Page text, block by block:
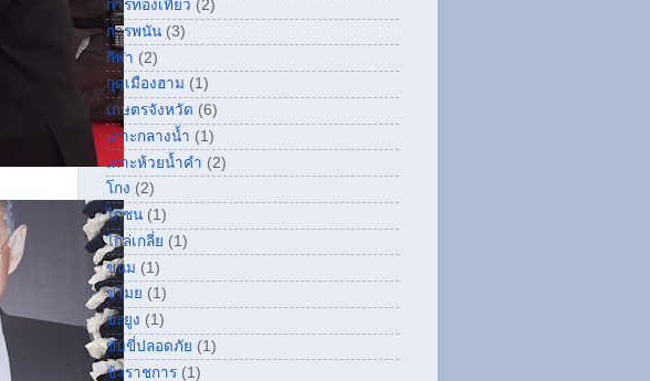
การท่องเที่ยว (2)
การพนัน (3)
กีฬา (2)
กุดเมืองฮาม (1)
เกษตรจังหวัด (6)
เกาะกลางน้ำ (1)
เกาะห้วยน้ำคำ (2)
โกง (2)
ไก่ชน (1)
ไกล่เกลี่ย (1)
ขนม (1)
ขโมย (1)
ขะยูง (1)
ขับขี่ปลอดภัย (1)
ข้าราชการ (1)